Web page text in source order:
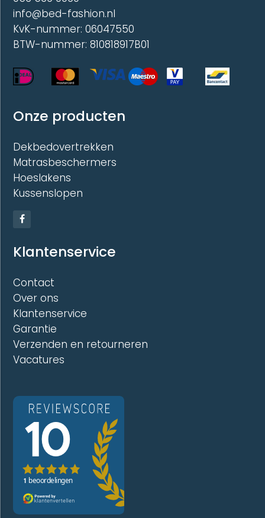
info@bed-fashion.nl
KvK-nummer: 06047550
BTW-nummer: 810818917B01
Onze producten
Dekbedovertrekken
Matrasbeschermers
Hoeslakens
Kussenslopen
Klantenservice
Contact
Over ons
Klantenservice
Garantie
Verzenden en retourneren
Vacatures